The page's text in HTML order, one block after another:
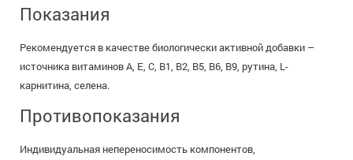
Показания
Рекомендуется в качестве биологически активной добавки –
источника витаминов A, E, C, B1, B2, B5, B6, В9, рутина, L-
карнитина, селена.
Противопоказания
Индивидуальная непереносимость компонентов,